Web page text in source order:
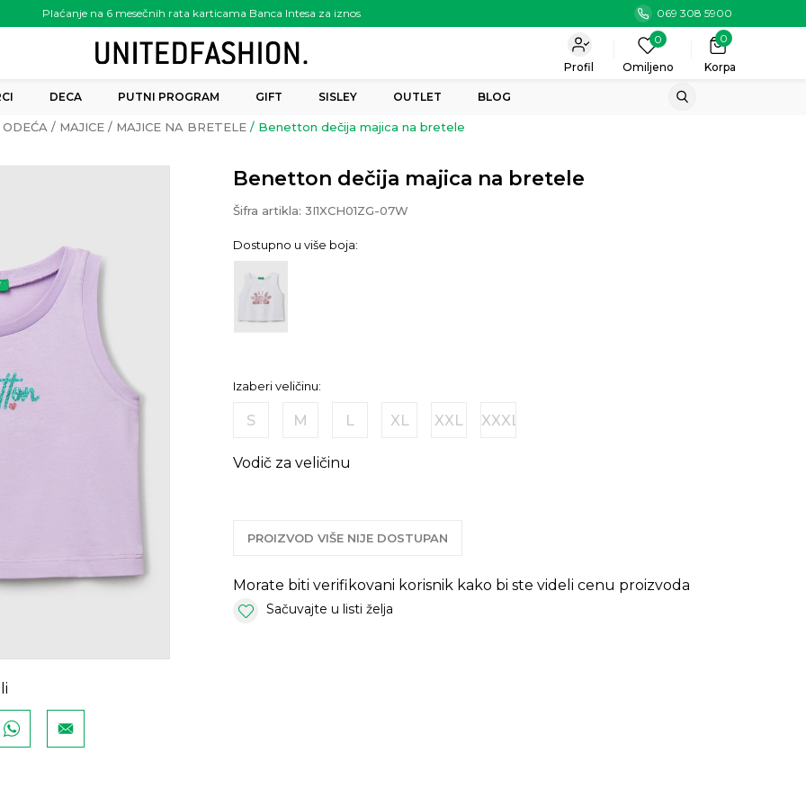
Plaćanje na 6 mesečnih rata karticama Banca Intesa za iznos
preko 6.000.00 rsd
069 308 5900
Korpa
0
0
Omiljeno
Profil
DECA PUTNI PROGRAM GIFT SISLEY OUTLET BLOG
ODEĆA MAJICE MAJICE NA BRETELE Benetton dečija majica na bretele
Benetton dečija majica na bretele
Šifra artikla: 3I1XCH01ZG-07W
Dostupno u više boja:
Izaberi veličinu:
S M L XL XXL XXXL
Vodič za veličinu
PROIZVOD VIŠE NIJE DOSTUPAN
Morate biti verifikovani korisnik kako bi ste videli cenu proizvoda
Sačuvajte u listi želja